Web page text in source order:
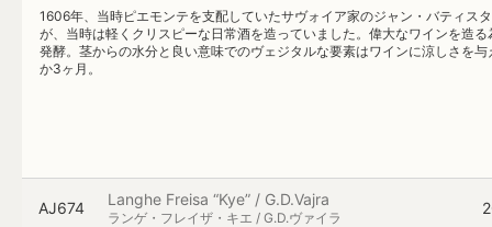
1606年、当時ピエモンテを支配していたサヴォイア家のジャン・バティス
が、当時は軽くクリスピーな日常酒を造っていました。偉大なワインを造
発酵。茎からの水分と良い意味でのヴェジタルな要素はワインに涼しさを
か3ヶ月。
AJ674 Langhe Freisa “Kye” / G.D.Vajra
ランゲ・フレイザ・キエ / G.D.ヴァイラ